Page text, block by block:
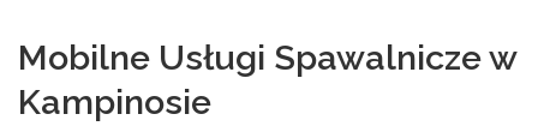
Mobilne Usługi Spawalnicze w
Kampinosie